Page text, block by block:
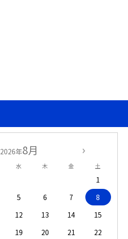
2026年8月
水 木 金 土
1
5 6 7
8
12 13 14
15
19 20 21
22